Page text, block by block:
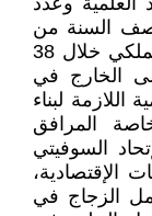
السنة من
عمر الثورة إلى ضعف ما حققه النظام الملكي خلال 38
الخارج في
لبناء
المرافق
السوفيتي
الإقتصادية،
الزجاج في